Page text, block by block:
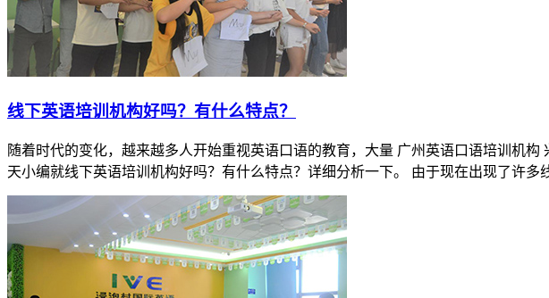
​线下英语培训机构好吗？有什么特点？
随着时代的变化，越来越多人开始重视英语口语的教育，大量 广州英语口语培训机
天小编就线下英语培训机构好吗？有什么特点？详细分析一下。 由于现在出现了许多